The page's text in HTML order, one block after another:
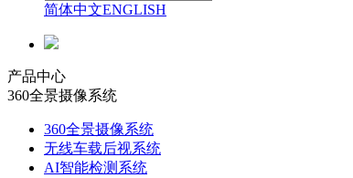
简体中文ENGLISH
产品中心
360全景摄像系统
360全景摄像系统
无线车载后视系统
AI智能检测系统